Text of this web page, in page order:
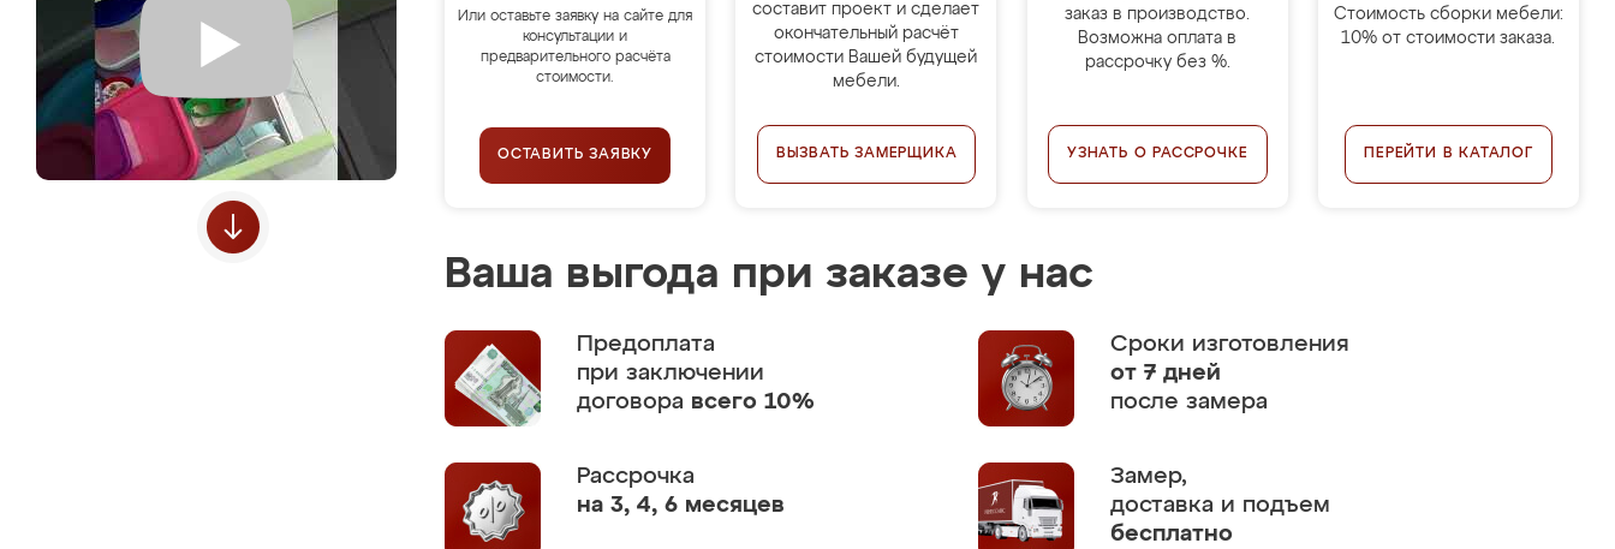
Или оставьте заявку на сайте для
консультации и
предварительного расчёта
стоимости.
ОСТАВИТЬ ЗАЯВКУ
составит проект и сделает
окончательный расчёт
стоимости Вашей будущей
мебели.
ВЫЗВАТЬ ЗАМЕРЩИКА
заказ в производство.
Возможна оплата в
рассрочку без %.
УЗНАТЬ О РАССРОЧКЕ
Стоимость сборки мебели:
10% от стоимости заказа.
ПЕРЕЙТИ В КАТАЛОГ
Ваша выгода при заказе у нас
Предоплата
при заключении
договора всего 10%
Сроки изготовления
от 7 дней
после замера
Рассрочка
на 3, 4, 6 месяцев
Замер,
доставка и подъем
бесплатно